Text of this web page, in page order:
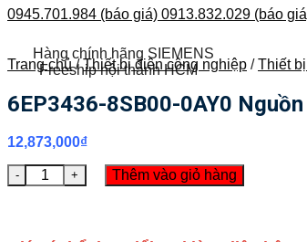
0945.701.984 (báo giá) 0913.832.029 (báo
Hàng chính hãng SIEMENS
Freeship nội thành HCM
Trang chủ / Thiết bị điện công nghiệp / Thiết
6EP3436-8SB00-0AY0
12,873,000₫
6EP3436-8SB00-0AY0 Nguồn điện SITOP
Thêm vào giỏ hàng